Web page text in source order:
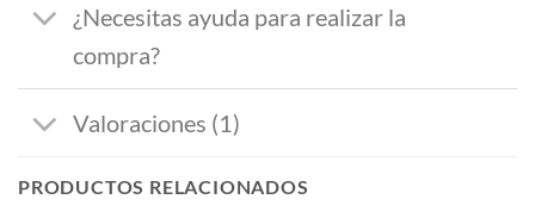
¿Necesitas ayuda para realizar la
compra?
Valoraciones (1)
PRODUCTOS RELACIONADOS